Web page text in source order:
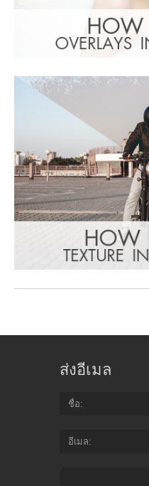
ส่งอีเมล
ชื่อ
อีเมล